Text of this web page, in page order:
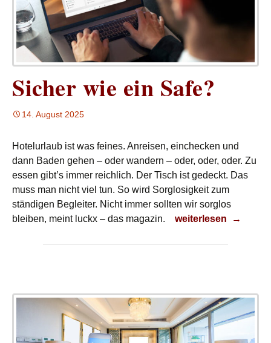
Sicher wie ein Safe?
14. August 2025
Hotelurlaub ist was feines. Anreisen, einchecken und
dann Baden gehen – oder wandern – oder, oder, oder. Zu
essen gibt’s immer reichlich. Der Tisch ist gedeckt. Das
muss man nicht viel tun. So wird Sorglosigkeit zum
ständigen Begleiter. Nicht immer sollten wir sorglos
bleiben, meint luckx – das magazin.
Sicher wie ein Safe?
weiterlesen →